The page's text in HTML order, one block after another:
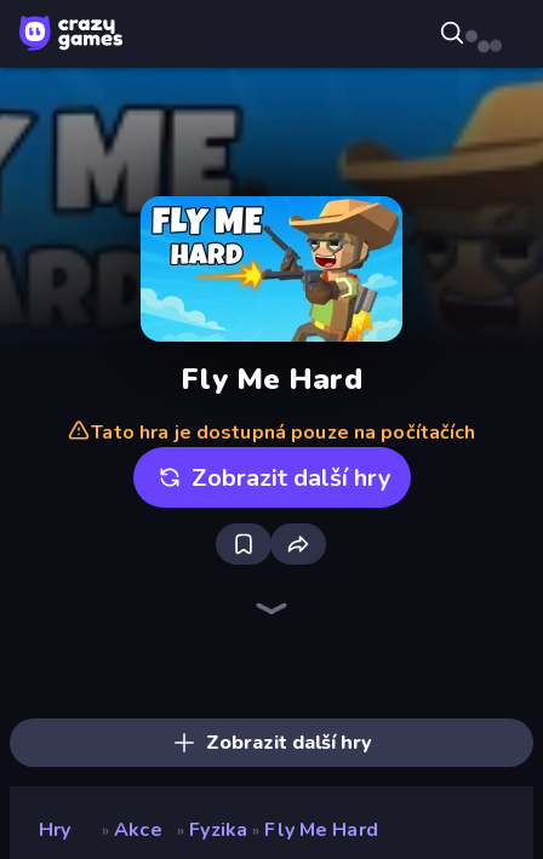
Fly Me Hard
Tato hra je dostupná pouze na počítačích
Zobrazit další hry
Zobrazit další hry
Hry » Akce » Fyzika » Fly Me Hard